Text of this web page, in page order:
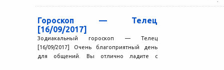
настроитесь на
Гороскоп — Телец
[16/09/2017]
Зодиакальный гороскоп — Телец
[16/09/2017] Очень благоприятный день
для общений. Вы отлично ладите с